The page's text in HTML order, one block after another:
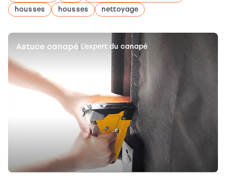
housses
housses nettoyage
Astuce canapé L'expert du canapé